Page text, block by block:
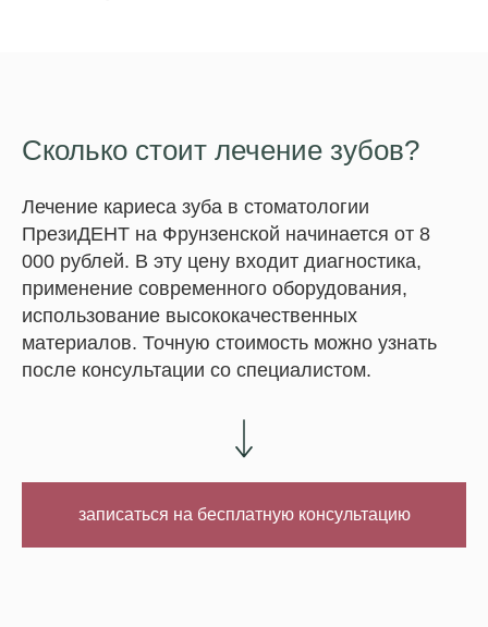
Сколько стоит лечение зубов?
Лечение кариеса зуба в стоматологии
ПрезиДЕНТ на Фрунзенской начинается от 8
000 рублей. В эту цену входит диагностика,
применение современного оборудования,
использование высококачественных
материалов. Точную стоимость можно узнать
после консультации со специалистом.
записаться на бесплатную консультацию